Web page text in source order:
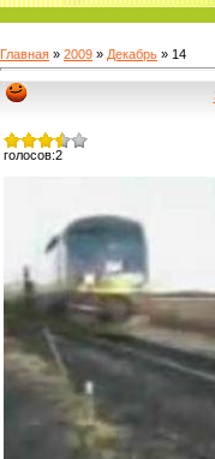
Главная » 2009 » Декабрь » 14
голосов:2